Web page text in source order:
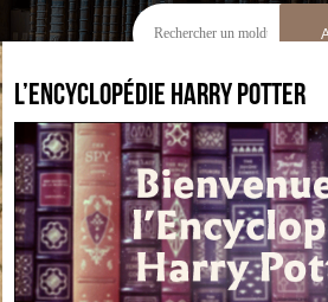
L’Encyclopédie Harry Potter